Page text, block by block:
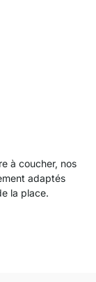
à coucher, nos
adaptés
la place.